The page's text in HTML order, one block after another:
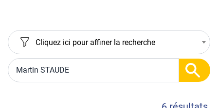
Cliquez ici pour affiner la recherche